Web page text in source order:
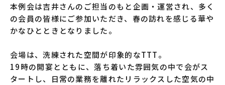
本例会は吉井さんのご担当のもと企画・運営され、多く
の会員の皆様にご参加いただき、春の訪れを感じる華や
かなひとときとなりました。
会場は、洗練された空間が印象的なTTT。
19時の開宴とともに、落ち着いた雰囲気の中で会がス
タートし、日常の業務を離れたリラックスした空気の中